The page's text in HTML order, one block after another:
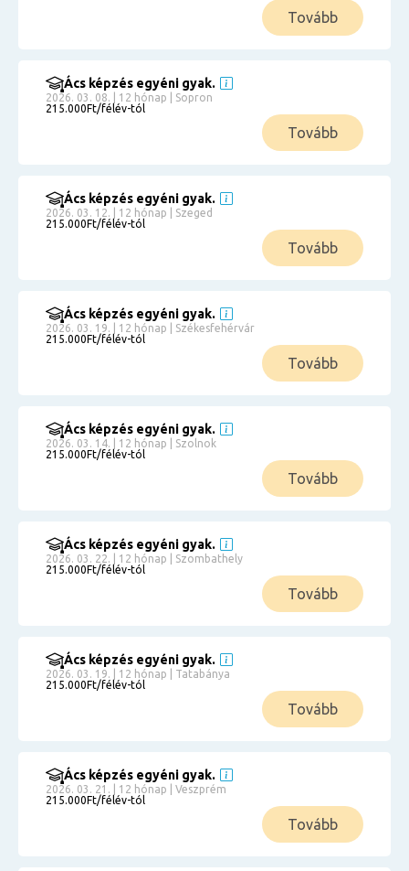
Tovább
Ács képzés egyéni gyak.
2026. 03. 08. | 12 hónap | Sopron
215.000Ft/félév-tól
Tovább
Ács képzés egyéni gyak.
2026. 03. 12. | 12 hónap | Szeged
215.000Ft/félév-tól
Tovább
Ács képzés egyéni gyak.
2026. 03. 19. | 12 hónap | Székesfehérvár
215.000Ft/félév-tól
Tovább
Ács képzés egyéni gyak.
2026. 03. 14. | 12 hónap | Szolnok
215.000Ft/félév-tól
Tovább
Ács képzés egyéni gyak.
2026. 03. 22. | 12 hónap | Szombathely
215.000Ft/félév-tól
Tovább
Ács képzés egyéni gyak.
2026. 03. 19. | 12 hónap | Tatabánya
215.000Ft/félév-tól
Tovább
Ács képzés egyéni gyak.
2026. 03. 21. | 12 hónap | Veszprém
215.000Ft/félév-tól
Tovább